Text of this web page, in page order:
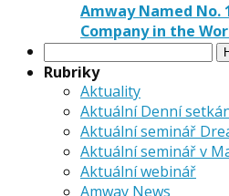
Amway Named No.
Company in the
Vyhledávání
Rubriky
Aktuality
Aktuální Denní
Aktuální seminář
Aktuální seminář v
Aktuální webinář
Amway News